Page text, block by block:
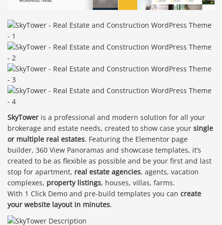
SkyTower is a professional and modern solution for all your
brokerage and estate needs, created to show case your single
or multiple real estates. Featuring the Elementor page
builder, 360 View Panoramas and showcase templates, it’s
created to be as flexible as possible and be your first and last
stop for apartment, real estate agencies, agents, vacation
complexes, property listings, houses, villas, farms.
With 1 Click Demo and pre-build templates you can create
your website layout in minutes.